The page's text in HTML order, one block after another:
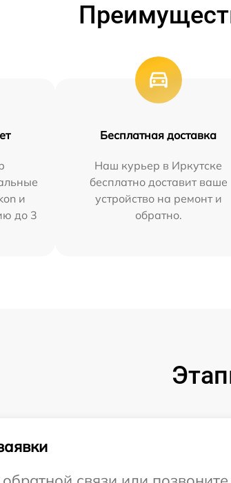
и
до 3
Бесплатная доставка
Наш курьер в Иркутске
бесплатно доставит ваше
устройство на ремонт и
обратно.